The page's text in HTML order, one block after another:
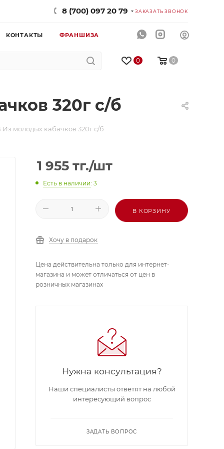
8 (700) 097 20 79 ЗАКАЗАТЬ ЗВОНОК
КОНТАКТЫ ФРАНШИЗА
0 0
320г с/б
кабачков 320г с/б
1 955 тг./шт
Есть в наличии: 3
В КОРЗИНУ
Хочу в подарок
Цена действительна только для интернет-
магазина и может отличаться от цен в
розничных магазинах
Нужна консультация?
Наши специалисты ответят на любой
интересующий вопрос
ЗАДАТЬ ВОПРОС